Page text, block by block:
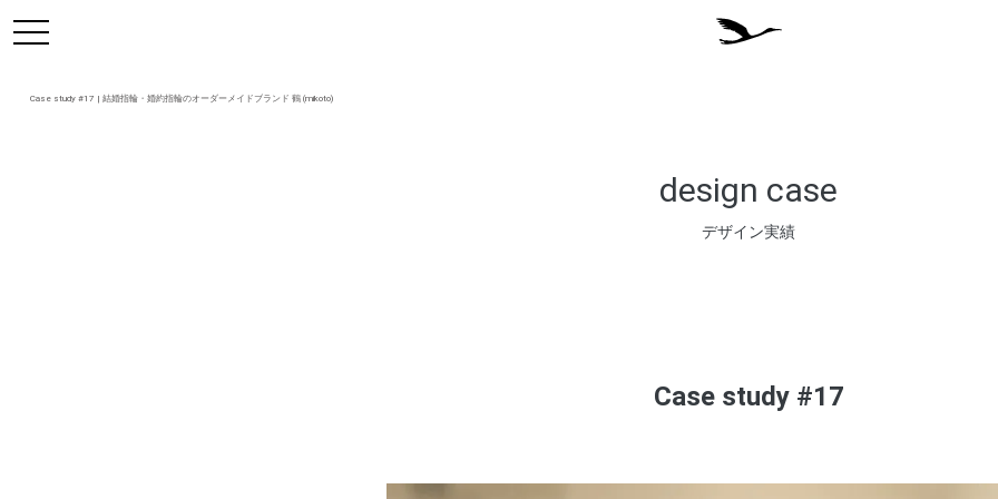
Case study #17 | 結婚指輪・婚約指輪のオーダーメイドブランド 鶴 (mikoto)
design case
デザイン実績
toggle
navigation
Case study #17